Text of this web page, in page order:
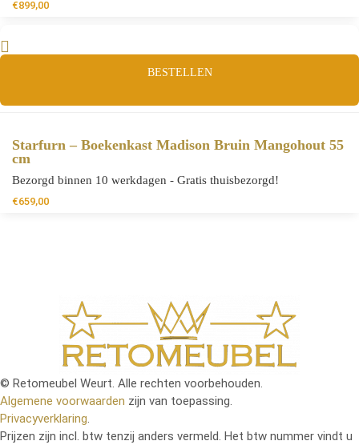
€899,00
BESTELLEN
Starfurn – Boekenkast Madison Bruin Mangohout 55
cm
Bezorgd binnen 10 werkdagen - Gratis thuisbezorgd!
€659,00
© Retomeubel Weurt. Alle rechten voorbehouden.
Algemene voorwaarden zijn van toepassing.
Privacyverklaring.
Prijzen zijn incl. btw tenzij anders vermeld. Het btw nummer vindt u